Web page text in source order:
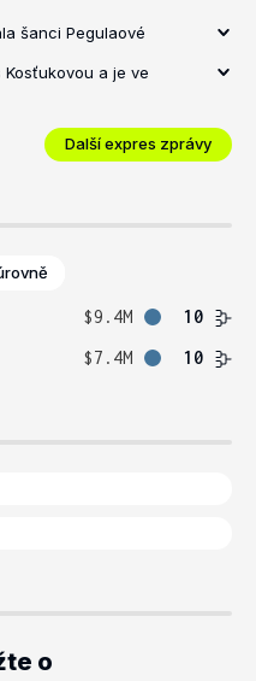
šanci Pegulaové
a je ve
Další expres zprávy
$9.4M
10
$7.4M 10
o